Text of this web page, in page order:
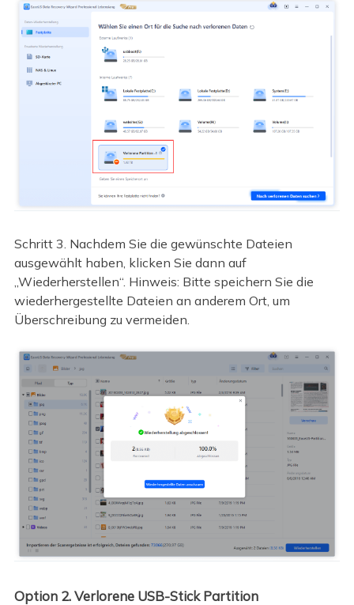
Schritt 3. Nachdem Sie die gewünschte Dateien
ausgewählt haben, klicken Sie dann auf
„Wiederherstellen“. Hinweis: Bitte speichern Sie die
wiederhergestellte Dateien an anderem Ort, um
Überschreibung zu vermeiden.
Option 2. Verlorene USB-Stick Partition